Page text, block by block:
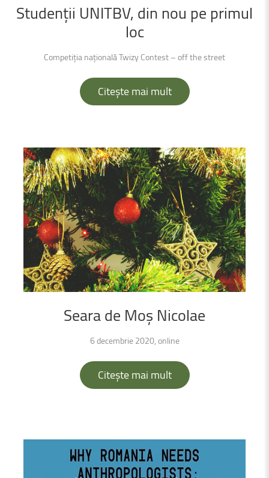
Studenții UNITBV, din nou pe primul
loc
Competiția națională Twizy Contest – off the street
Citește mai mult
Searade Moș Nicolae
6 decembrie 2020, online
Citește mai mult